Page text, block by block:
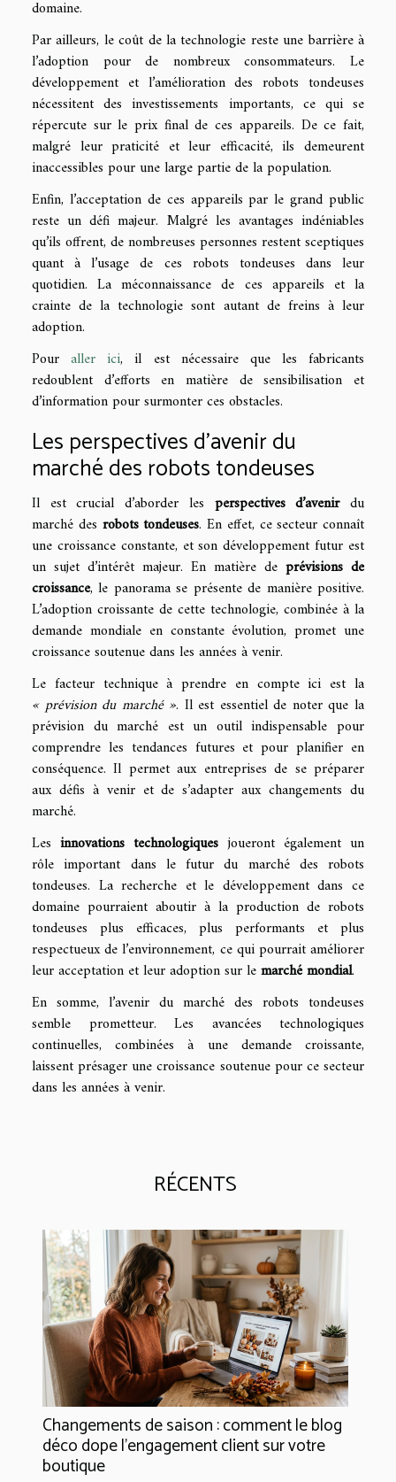
domaine.
Par ailleurs, le coût de la technologie reste une barrière à
l’adoption pour de nombreux consommateurs. Le
développement et l’amélioration des robots tondeuses
nécessitent des investissements importants, ce qui se
répercute sur le prix final de ces appareils. De ce fait,
malgré leur praticité et leur efficacité, ils demeurent
inaccessibles pour une large partie de la population.
Enfin, l’acceptation de ces appareils par le grand public
reste un défi majeur. Malgré les avantages indéniables
qu’ils offrent, de nombreuses personnes restent sceptiques
quant à l’usage de ces robots tondeuses dans leur
quotidien. La méconnaissance de ces appareils et la
crainte de la technologie sont autant de freins à leur
adoption.
Pouraller ici, il est nécessaire que les fabricants
redoublent d’efforts en matière de sensibilisation et
d’information pour surmonter ces obstacles.
Les perspectives d’avenir du
marché des robots tondeuses
Il est crucial d’aborder les perspectives d’avenirdu
marché des robots tondeuses. En effet, ce secteur connaît
une croissance constante, et son développement futur est
un sujet d’intérêt majeur. En matière de prévisions de
croissance, le panorama se présente de manière positive.
L’adoption croissante de cette technologie, combinée à la
demande mondiale en constante évolution, promet une
croissance soutenue dans les années à venir.
Le facteur technique à prendre en compte ici est la
« prévision du marché ». Il est essentiel de noter que la
prévision du marché est un outil indispensable pour
comprendre les tendances futures et pour planifier en
conséquence. Il permet aux entreprises de se préparer
aux défis à venir et de s’adapter aux changements du
marché.
Lesinnovations technologiques joueront également un
rôle important dans le futur du marché des robots
tondeuses. La recherche et le développement dans ce
domaine pourraient aboutir à la production de robots
tondeuses plus efficaces, plus performants et plus
respectueux de l’environnement, ce qui pourrait améliorer
leur acceptation et leur adoption sur lemarché mondial.
En somme, l’avenir du marché des robots tondeuses
semble prometteur. Les avancées technologiques
continuelles, combinées à une demande croissante,
laissent présager une croissance soutenue pour ce secteur
dans les années à venir.
RÉCENTS
Changements de saison : comment le blog
déco dope l’engagement client sur votre
boutique